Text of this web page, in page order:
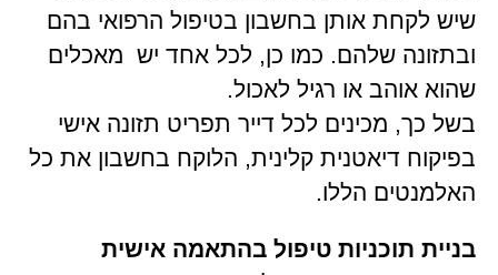
שיש לקחת אותן בחשבון בטיפול הרפואי בהם
ובתזונה שלהם. כמו כן, לכל אחד יש מאכלים
שהוא אוהב או רגיל לאכול.
בשל כך, מכינים לכל דייר תפריט תזונה אישי
בפיקוח דיאטנית קלינית, הלוקח בחשבון את כל
האלמנטים הללו.
בניית תוכניות טיפול בהתאמה אישית